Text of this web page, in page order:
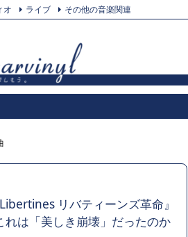
オ ライブ
その他の音楽関連
リバティーンズ革命』
れは「美しき崩壊」だったのか